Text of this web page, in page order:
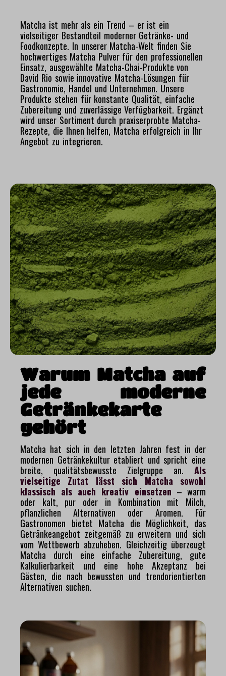
Matcha ist mehr als ein Trend – er ist ein
vielseitiger Bestandteil moderner Getränke- und
Foodkonzepte. In unserer Matcha-Welt finden Sie
hochwertiges Matcha Pulver für den professionellen
Einsatz, ausgewählte Matcha-Chai-Produkte von
David Rio sowie innovative Matcha-Lösungen für
Gastronomie, Handel und Unternehmen. Unsere
Produkte stehen für konstante Qualität, einfache
Zubereitung und zuverlässige Verfügbarkeit. Ergänzt
wird unser Sortiment durch praxiserprobte Matcha-
Rezepte, die Ihnen helfen, Matcha erfolgreich in Ihr
Angebot zu integrieren.
Warum Matcha auf
jede moderne
Getränkekarte
gehört
Matcha hat sich in den letzten Jahren fest in der
modernen Getränkekultur etabliert und spricht eine
breite, qualitätsbewusste Zielgruppe an. Als
vielseitige Zutat lässt sich Matcha sowohl
klassisch als auch kreativ einsetzen – warm
oder kalt, pur oder in Kombination mit Milch,
pflanzlichen Alternativen oder Aromen. Für
Gastronomen bietet Matcha die Möglichkeit, das
Getränkeangebot zeitgemäß zu erweitern und sich
vom Wettbewerb abzuheben. Gleichzeitig überzeugt
Matcha durch eine einfache Zubereitung, gute
Kalkulierbarkeit und eine hohe Akzeptanz bei
Gästen, die nach bewussten und trendorientierten
Alternativen suchen.